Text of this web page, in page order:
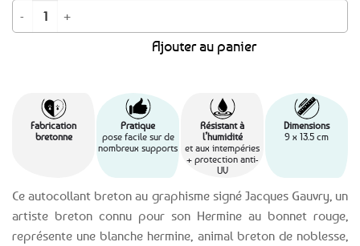
Ce autocollant breton au graphisme signé Jacques Gauvry, un
artiste breton connu pour son Hermine au bonnet rouge,
représente une blanche hermine, animal breton de noblesse,
Fabrication
bretonne
Pratique
pose facile sur de
nombreux supports
Résistant à
l’humidité
et aux intempéries
+ protection anti-
UV
Dimensions
9 x 13.5 cm
quantité de Autocollant Hermine Excalibur
Ajouter au panier